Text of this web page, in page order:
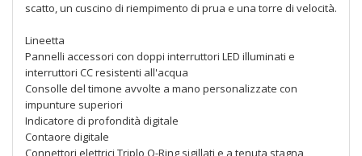
scatto, un cuscino di riempimento di prua e una torre di velocità.
Lineetta
Pannelli accessori con doppi interruttori LED illuminati e
interruttori CC resistenti all'acqua
Consolle del timone avvolte a mano personalizzate con
impunture superiori
Indicatore di profondità digitale
Contaore digitale
Connettori elettrici Triplo O-Ring sigillati e a tenuta stagna